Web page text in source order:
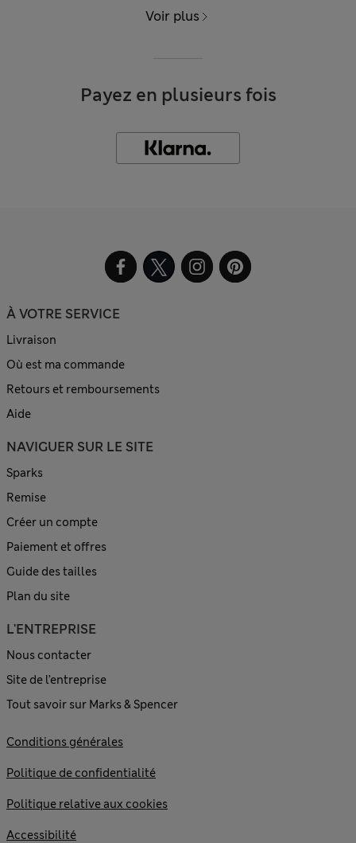
Voir plus
Payez en plusieurs fois
À VOTRE SERVICE
Livraison
Où est ma commande
Retours et remboursements
Aide
NAVIGUER SUR LE SITE
Sparks
Remise
Créer un compte
Paiement et offres
Guide des tailles
Plan du site
L'ENTREPRISE
Nous contacter
Site de l’entreprise
Tout savoir sur Marks & Spencer
Conditions générales
Politique de confidentialité
Politique relative aux cookies
Accessibilité